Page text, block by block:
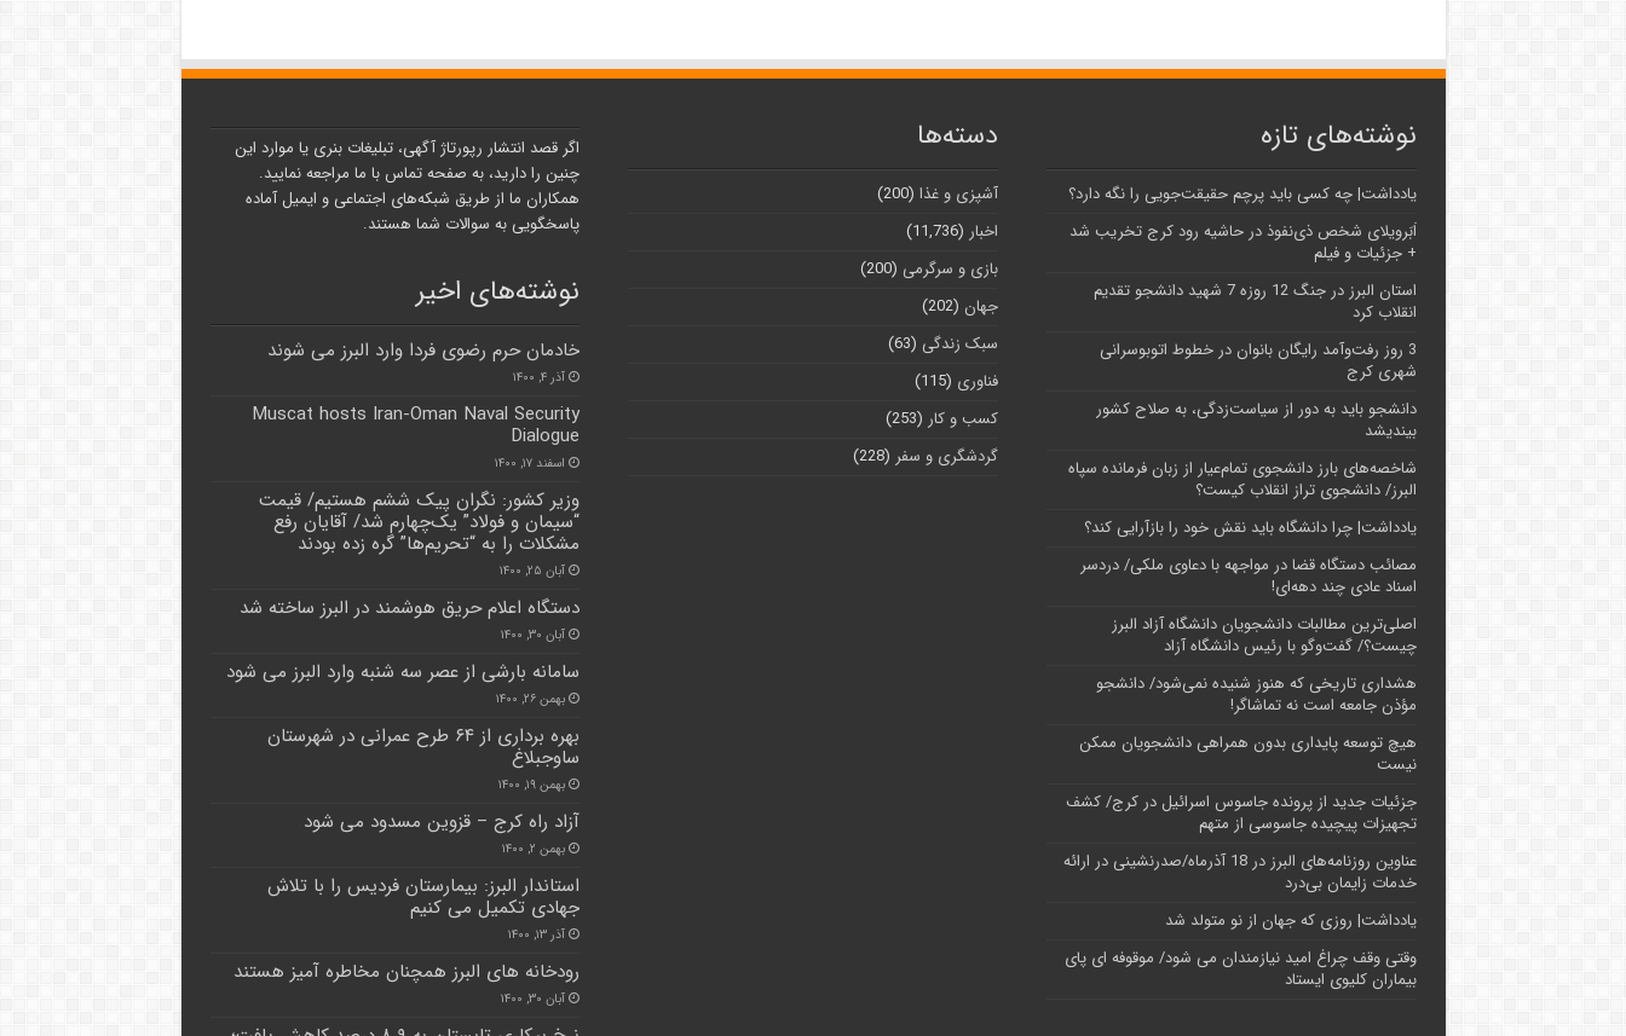
نوشته‌های تازه
یادداشت| ‌چه کسی باید پرچم حقیقت‌جویی را نگه دارد؟
اَبَر‌ویلای شخص ذی‌نفوذ در حاشیه‌ رود کرج تخریب شد
+ جزئیات و فیلم
استان البرز در جنگ 12 روزه 7 شهید دانشجو تقدیم
انقلاب کرد
3 روز رفت‌وآمد رایگان بانوان در خطوط اتوبوسرانی
شهری کرج
دانشجو باید به دور از سیاست‌زدگی، به صلاح کشور
بیندیشد
شاخصه‌های بارز دانشجوی تمام‌عیار از زبان فرمانده سپاه
البرز/ دانشجوی تراز انقلاب کیست؟
یادداشت| چرا دانشگاه باید نقش خود را بازآرایی کند؟
مصائب دستگاه قضا در مواجهه با دعاوی ملکی/ دردسر
اسناد عادی چند‌ دهه‌ای!
اصلی‌ترین مطالبات دانشجویان دانشگاه آزاد البرز
چیست؟/ گفت‌وگو با رئیس دانشگاه آز‌اد
هشداری تاریخی که هنوز شنیده نمی‌شود/ دانشجو
مؤذن جامعه است نه تماشاگر!
هیچ توسعه پایداری بدون همراهی دانشجویان ممکن
نیست
جزئیات جدید از پرونده جاسوس اسرائیل در کرج/‌ کشف
تجهیزات پیچیده جاسوسی از متهم
عناوین روزنامه‌های البرز در ‌18 آذرماه/صدرنشینی در ارائه
خدمات زایمان بی‌درد
یادداشت| روزی که جهان از نو متولد شد
وقتی وقف چراغ امید نیازمندان می شود/ موقوفه ای پای
بیماران کلیوی ایستاد
دسته‌ها
آشپزی و غذا (200)
اخبار (11,736)
بازی و سرگرمی (200)
جهان (202)
سبک زندگی (63)
فناوری (115)
کسب و کار (253)
گردشگری و سفر (228)
اگر قصد انتشار رپورتاژ آگهی، تبلیغات بنری یا موارد این
چنین را دارید، به صفحه تماس با ما مراجعه نمایید.
همکاران ما از طریق شبکه‌های اجتماعی و ایمیل آماده
پاسخگویی به سوالات شما هستند.
نوشته‌های اخیر
خادمان حرم رضوی فردا وارد البرز می شوند
آذر ۴, ۱۴۰۰
Muscat hosts Iran-Oman Naval Security
Dialogue
اسفند ۱۷, ۱۴۰۰
وزیر کشور: نگران پیک ششم هستیم/ قیمت
“سیمان و فولاد” یک‌چهارم شد/ آقایان رفع
مشکلات را به “تحریم‌ها” گره زده بودند
آبان ۲۵, ۱۴۰۰
دستگاه اعلام حریق هوشمند در البرز ساخته شد
آبان ۳۰, ۱۴۰۰
سامانه بارشی از عصر سه شنبه وارد البرز می شود
بهمن ۲۶, ۱۴۰۰
بهره برداری از ۶۴ طرح عمرانی در شهرستان
ساوجبلاغ
بهمن ۱۹, ۱۴۰۰
آزاد راه کرج – قزوین مسدود می شود
بهمن ۲, ۱۴۰۰
استاندار البرز: بیمارستان فردیس را با تلاش
جهادی تکمیل می کنیم
آذر ۱۳, ۱۴۰۰
رودخانه های البرز همچنان مخاطره آمیز هستند
آبان ۳۰, ۱۴۰۰